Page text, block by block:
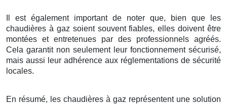
Il est également important de noter que, bien que les
chaudières à gaz soient souvent fiables, elles doivent être
montées et entretenues par des professionnels agréés.
Cela garantit non seulement leur fonctionnement sécurisé,
mais aussi leur adhérence aux réglementations de sécurité
locales.
En résumé, les chaudières à gaz représentent une solution